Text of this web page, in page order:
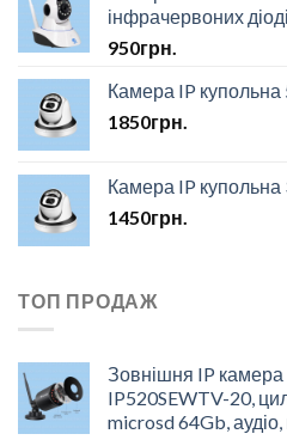
інфрачервоних
950грн.
Камера IP
1850грн.
Камера IP
1450грн.
ТОП ПРОДАЖ
Зовнішня IP камера
IP520SEWTV-20,
microsd 64Gb,